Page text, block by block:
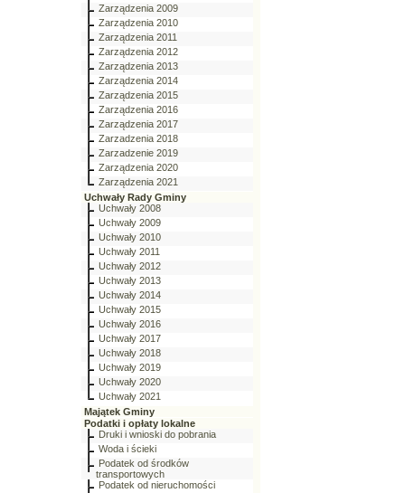
Zarządzenia 2009
Zarządzenia 2010
Zarządzenia 2011
Zarządzenia 2012
Zarządzenia 2013
Zarządzenia 2014
Zarządzenia 2015
Zarządzenia 2016
Zarządzenia 2017
Zarzadzenia 2018
Zarzadzenie 2019
Zarządzenia 2020
Zarządzenia 2021
Uchwały Rady Gminy
Uchwały 2008
Uchwały 2009
Uchwały 2010
Uchwały 2011
Uchwały 2012
Uchwały 2013
Uchwały 2014
Uchwały 2015
Uchwały 2016
Uchwały 2017
Uchwały 2018
Uchwały 2019
Uchwały 2020
Uchwały 2021
Majątek Gminy
Podatki i opłaty lokalne
Druki i wnioski do pobrania
Woda i ścieki
Podatek od środków
transportowych
Podatek od nieruchomości